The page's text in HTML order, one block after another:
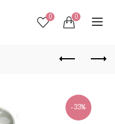
0 0
-33%